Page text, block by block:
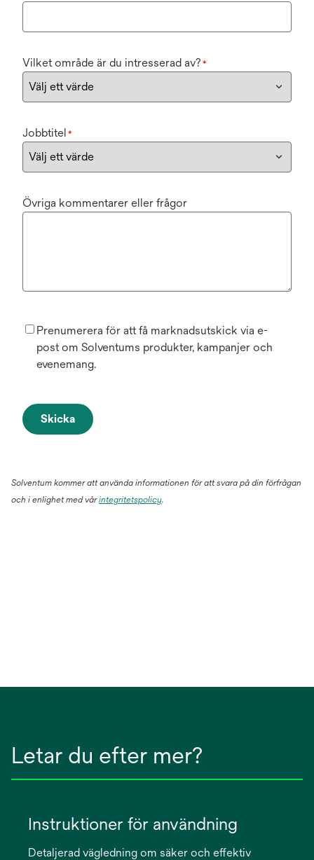
Vilket område är du intresserad av? *
Jobbtitel *
Övriga kommentarer eller frågor
Prenumerera för att få marknadsutskick via e-
post om Solventums produkter, kampanjer och
evenemang.
Skicka
Solventum kommer att använda informationen för att svara på din förfrågan
och i enlighet med vårintegritetspolicy.
Letar du efter mer?
Instruktioner för användning
Detaljerad vägledning om säker och effektiv